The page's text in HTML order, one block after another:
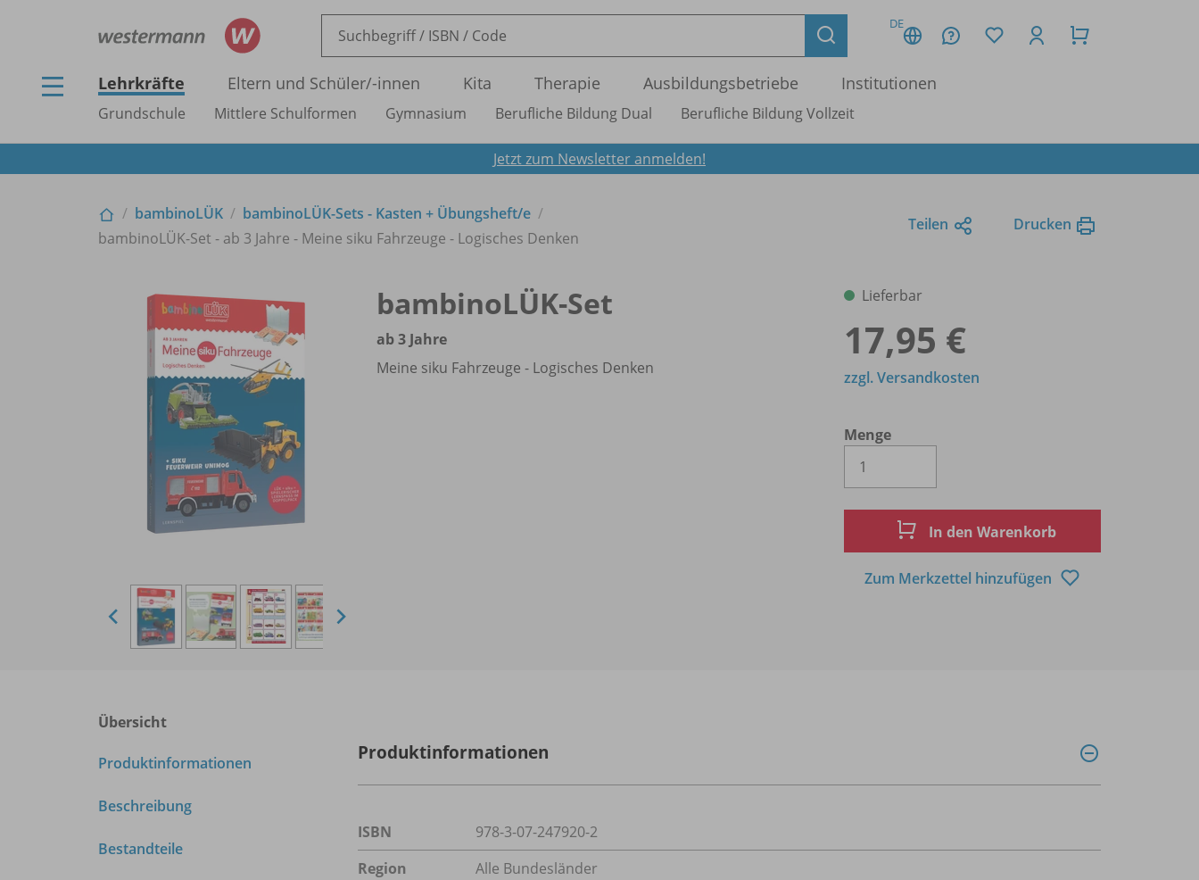
DE
Lehrkräfte Eltern und Schüler/-innen Kita Therapie Ausbildungsbetriebe Institutionen
Grundschule Mittlere Schulformen Gymnasium Berufliche Bildung Dual Berufliche Bildung Vollzeit
Jetzt zum Newsletter anmelden!
bambinoLÜK bambinoLÜK-Sets - Kasten + Übungsheft/e
bambinoLÜK-Set - ab 3 Jahre - Meine siku Fahrzeuge - Logisches Denken
Teilen Drucken
bambinoLÜK-Set
ab 3 Jahre
Meine siku Fahrzeuge - Logisches Denken
Lieferbar
17,95 €
Menge
zzgl. Versandkosten
In den Warenkorb
Zum Merkzettel hinzufügen
Übersicht
Produktinformationen
Beschreibung
Bestandteile
Produktinformationen
ISBN
978-3-07-247920-2
Region
Alle Bundesländer